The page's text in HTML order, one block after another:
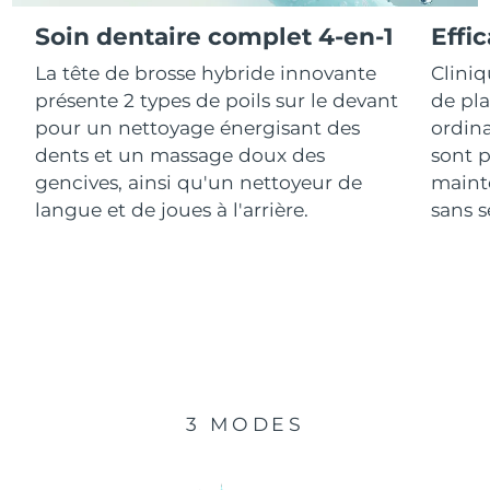
Soin dentaire complet 4-en-1
La tête de brosse hybride innovante
présente 2 types de poils sur le devant
pour un nettoyage énergisant des
dents et un massage doux des
gencives, ainsi qu'un nettoyeur de
langue et de joues à l'arrière.
de
sont
sans
3 MODES
R.A.S. chinoise de
Macao
Malaisie Livraison estimée 11/08/2026
Malte Livraison estimée 08/08/2026
Mexique
Livraison estimée